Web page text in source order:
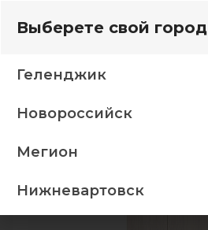
шкафы
Выберете свой город
Геленджик
Новороссийск
Мегион
Нижневартовск